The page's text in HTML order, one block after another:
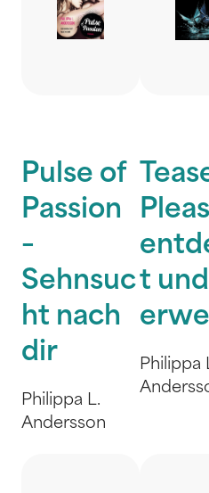
Pulse of
Passion
–
Sehnsuc
ht nach
dir
Philippa L.
Andersson
t und
Philippa